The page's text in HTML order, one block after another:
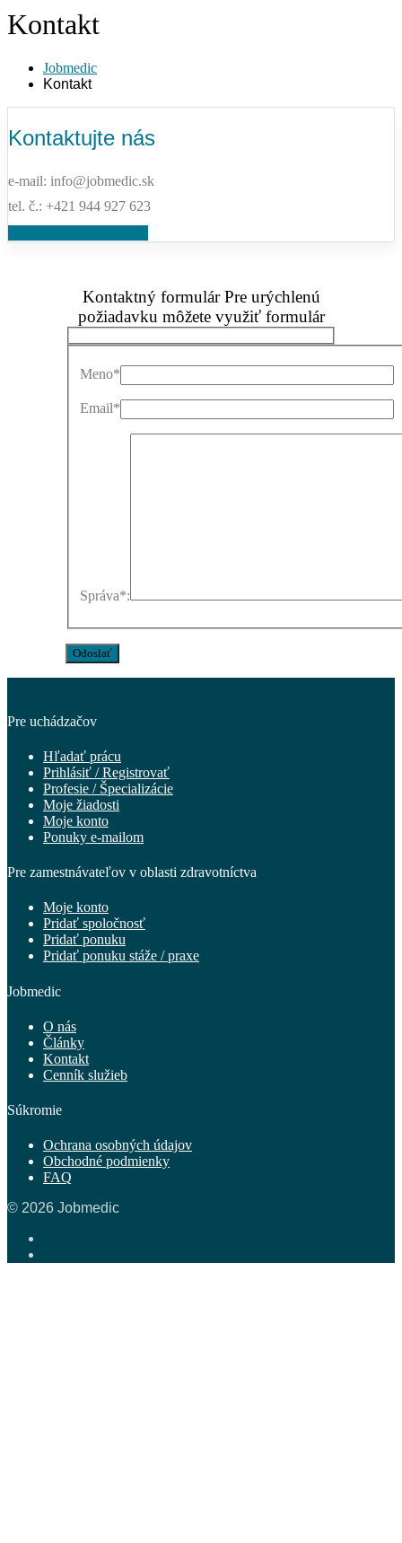
Kontakt
Jobmedic
Kontakt
Kontaktujte nás
e-mail: info@jobmedic.sk
tel. č.: +421 944 927 623
Kontaktný formulárPre urýchlenú
požiadavku môžete využiť formulár
Meno*
Email*
Správa*:
Pre uchádzačov
Hľadať prácu
Prihlásiť / Registrovať
Profesie / Špecializácie
Moje žiadosti
Moje konto
Ponuky e-mailom
Pre zamestnávateľov v oblasti zdravotníctva
Moje konto
Pridať spoločnosť
Pridať ponuku
Pridať ponuku stáže / praxe
Jobmedic
O nás
Články
Kontakt
Cenník služieb
Súkromie
Ochrana osobných údajov
Obchodné podmienky
FAQ
© 2026 Jobmedic